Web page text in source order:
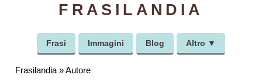
FRASILANDIA
Frasi Immagini Blog Altro ▼
Frasilandia »Autore